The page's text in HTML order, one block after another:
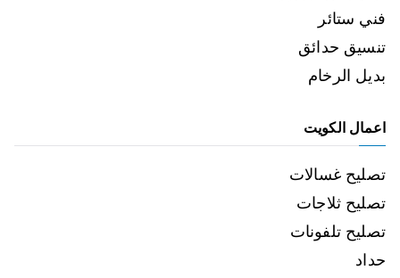
فني ستائر
تنسيق حدائق
بديل الرخام
اعمال الكويت
تصليح غسالات
تصليح ثلاجات
تصليح تلفونات
حداد